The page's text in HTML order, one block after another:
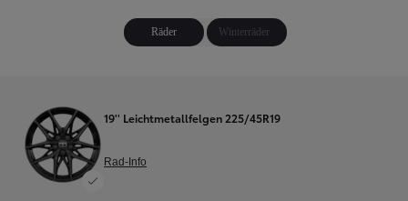
Räder Winterräder
19'' Leichtmetallfelgen 225/45R19
Rad-Info